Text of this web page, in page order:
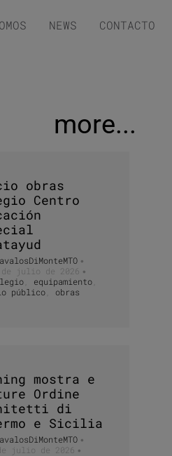
NEWS CONTACTO
more...
obras
Centro
•
de julio de 2026 •
, equipamiento,
público, obras
mostra e
Ordine
di
e Sicilia
•
julio de 2026 •